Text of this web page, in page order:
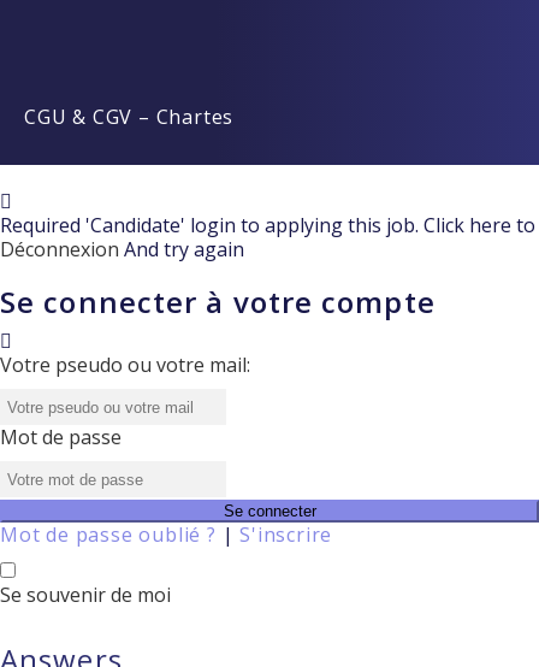
CGU & CGV – Chartes
Required 'Candidate' login to applying this job. Click here to
Déconnexion And try again
Se connecter à votre compte
Votre pseudo ou votre mail:
Mot de passe
Mot de passe oublié ? |S'inscrire
Se souvenir de moi